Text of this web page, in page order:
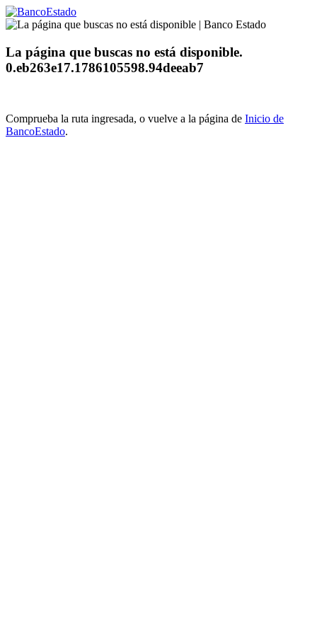
La página que buscas no está disponible.
0.eb263e17.1786105598.94deeab7
Comprueba la ruta ingresada, o vuelve a la página de Inicio de
BancoEstado.